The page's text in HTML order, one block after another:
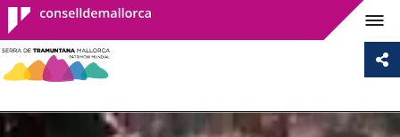
Consell de
Mallorca